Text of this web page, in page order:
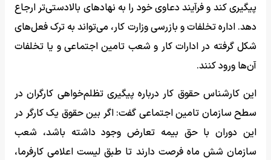
پیگیری کند و فرآیند دعاوی خود را به نهادهای بالادستی‌تر ارجاع
دهد. اداره تخلفات و بازرسی وزارت کار، می‌تواند به ترک فعل‌های
شکل گرفته در ادارات کار و شعب تامین اجتماعی و یا تخلفات
آن‌ها ورود کنند.
این کارشناس حقوق کار درباره پیگیری تظلم‌خواهی کارگران در
سطح سازمان تامین اجتماعی گفت: اگر بین حقوق یک کارگر در
این دوران با حق بیمه تعارض وجود داشته باشد، شعب
سازمان شش ماه فرصت دارند تا طبق لیست اعلامی کارفرما،